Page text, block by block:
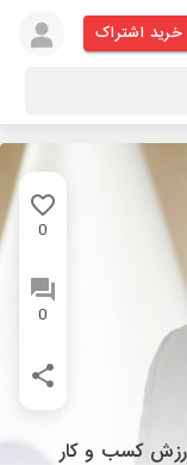
خرید اشتراک
0
0
ارزش کسب و کار